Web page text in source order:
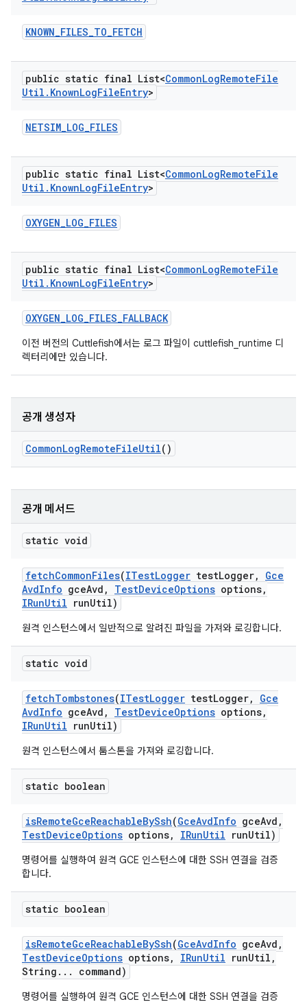
KNOWN_FILES_TO_FETCH
public static final List<CommonLogRemoteFile
Util . KnownLogFileEntry>
NETSIM_LOG_FILES
public static final List<CommonLogRemoteFile
Util . KnownLogFileEntry>
OXYGEN_LOG_FILES
public static final List<CommonLogRemoteFile
Util . KnownLogFileEntry>
OXYGEN_LOG_FILES_FALLBACK
이전 버전의 Cuttlefish에서는 로그 파일이 cuttlefish_runtime 디
렉터리에만 있습니다.
공개 생성자
CommonLogRemoteFileUtil()
공개 메서드
static void
fetchCommonFiles(ITestLogger testLogger,
Gce
AvdInfo gceAvd , TestDeviceOptions options,
IRunUtil runUtil)
원격 인스턴스에서 일반적으로 알려진 파일을 가져와 로깅합니다.
static void
fetchTombstones(ITestLogger testLogger,
Gce
AvdInfo gceAvd , TestDeviceOptions options,
IRunUtil runUtil)
원격 인스턴스에서 툼스톤을 가져와 로깅합니다.
static boolean
isRemoteGceReachableBySsh(GceAvdInfo gceAvd ,
TestDeviceOptions options, IRunUtil runUtil)
명령어를 실행하여 원격 GCE 인스턴스에 대한 SSH 연결을 검증
합니다.
static boolean
isRemoteGceReachableBySsh(GceAvdInfo gceAvd ,
TestDeviceOptions options, IRunUtil runUtil ,
String . . . command)
명령어를 실행하여 원격 GCE 인스턴스에 대한 SSH 연결을 검증